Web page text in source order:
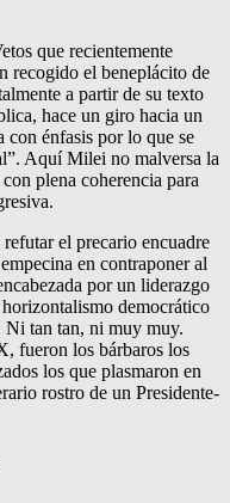
que recientemente
recogido el beneplácito de
a partir de su texto
hace un giro hacia un
énfasis por lo que se
Aquí Milei no malversa la
plena coherencia para
el precario encuadre
en contraponer al
por un liderazgo
democrático
Ni tan tan, ni muy muy.
fueron los bárbaros los
los que plasmaron en
rostro de un Presidente-